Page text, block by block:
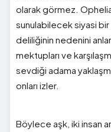
olarak görmez.
sunulabilecek siyasi bir
deliliğinin nedenini
mektupları ve
sevdiği adama
onları izler.
Böylece aşk, iki insan